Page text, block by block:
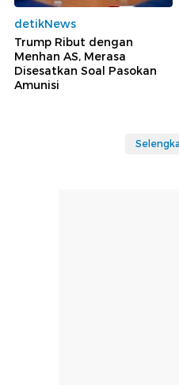
detikNews
Trump Ribut dengan
Menhan AS, Merasa
Disesatkan Soal Pasokan
Amunisi